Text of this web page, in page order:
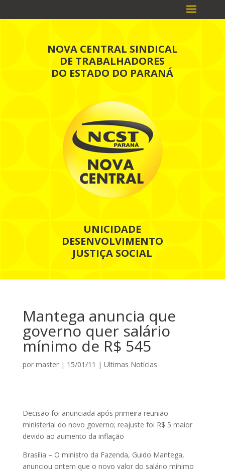
NOVA CENTRAL SINDICAL
DE TRABALHADORES
DO ESTADO DO PARANÁ
UNICIDADE
DESENVOLVIMENTO
JUSTIÇA SOCIAL
Mantega anuncia que
governo quer salário
mínimo de R$ 545
por master| 15/01/11 | Ultimas Notícias
Decisão foi anunciada após primeira reunião
ministerial do novo governo; reajuste foi R$ 5 maior
devido ao aumento da inflação
Brasília – O ministro da Fazenda, Guido Mantega,
anunciou ontem que o novo valor do salário mínimo